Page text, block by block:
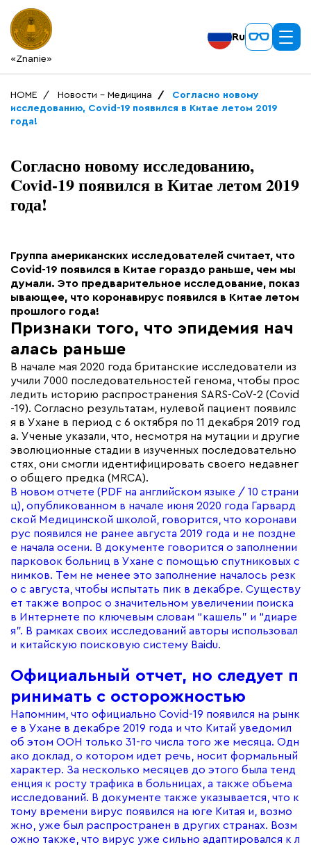
«Znanie»
Ru
HOME Новости - Медицина
Согласно новому
исследованию, Covid-19 появился в Китае летом 2019
года!
Согласно новому исследованию,
Covid-19 появился в Китае летом 2019
года!
Группа американских исследователей считает, что
Covid-19 появился в Китае гораздо раньше, чем мы
думали. Это предварительное исследование, показ
ывающее, что коронавирус появился в Китае летом
прошлого года!
Признаки того, что эпидемия нач
алась раньше
В начале мая 2020 года британские исследователи из
учили 7000 последовательностей генома, чтобы прос
ледить историю распространения SARS-CoV-2 (Covid
-19). Согласно результатам, нулевой пациент появилс
я в Ухане в период с 6 октября по 11 декабря 2019 год
а. Ученые указали, что, несмотря на мутации и другие
эволюционные стадии в изученных последовательно
стях, они смогли идентифицировать своего недавнег
о общего предка (MRCA).
В новом отчете (PDF на английском языке / 10 страни
ц), опубликованном в начале июня 2020 года Гарвард
ской Медицинской школой, говорится, что коронави
рус появился не ранее августа 2019 года и не поздне
е начала осени. В документе говорится о заполнении
парковок больниц в Ухане с помощью спутниковых с
нимков. Тем не менее это заполнение началось резк
о с августа, чтобы испытать пик в декабре. Существу
ет также вопрос о значительном увеличении поиска
в Интернете по ключевым словам “кашель” и “диаре
я”. В рамках своих исследований авторы использовал
и китайскую поисковую систему Baidu.
Официальный отчет, но следует п
ринимать с осторожностью
Напомним, что официально Covid-19 появился на рынк
е в Ухане в декабре 2019 года и что Китай уведомил
об этом ООН только 31-го числа того же месяца. Одн
ако доклад, о котором идет речь, носит формальный
характер. За несколько месяцев до этого была тенд
енция к росту трафика в больницах, а также объема
исследований. В документе также указывается, что к
тому времени вирус появился на юге Китая и, возмо
жно, уже был распространен в других странах. Возм
ожно также, что вирус уже сильно адаптировался к л